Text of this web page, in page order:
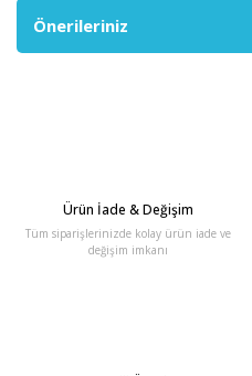
Önerileriniz
Ürün İade & Değişim
Tüm siparişlerinizde kolay ürün iade ve
değişim imkanı